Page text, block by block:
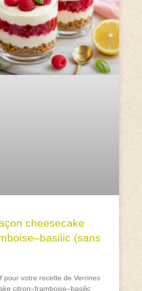
cheesecake
(sans
pour votre recette de Verrines
citron–framboise–basilic